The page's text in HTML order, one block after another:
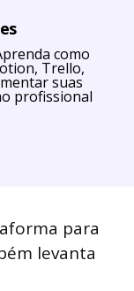
como
Trello,
suas
profissional
para
levanta